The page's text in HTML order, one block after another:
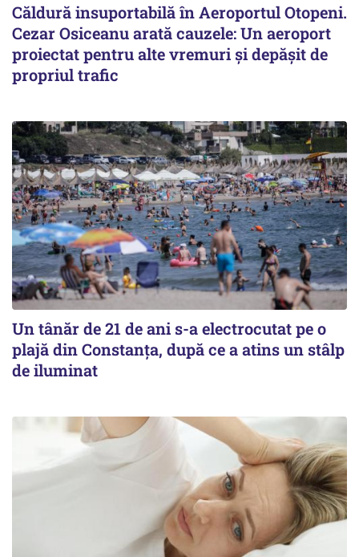
Căldură insuportabilă în Aeroportul Otopeni.
Cezar Osiceanu arată cauzele: Un aeroport
proiectat pentru alte vremuri și depășit de
propriul trafic
Un tânăr de 21 de ani s-a electrocutat pe o
plajă din Constanța, după ce a atins un stâlp
de iluminat